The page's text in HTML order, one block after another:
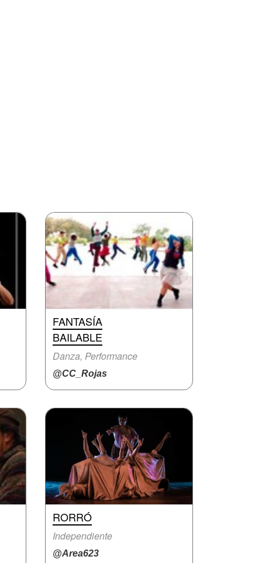
FANTASÍA
BAILABLE
Danza, Performance
@CC_Rojas
RORRÓ
Independiente
@Area623